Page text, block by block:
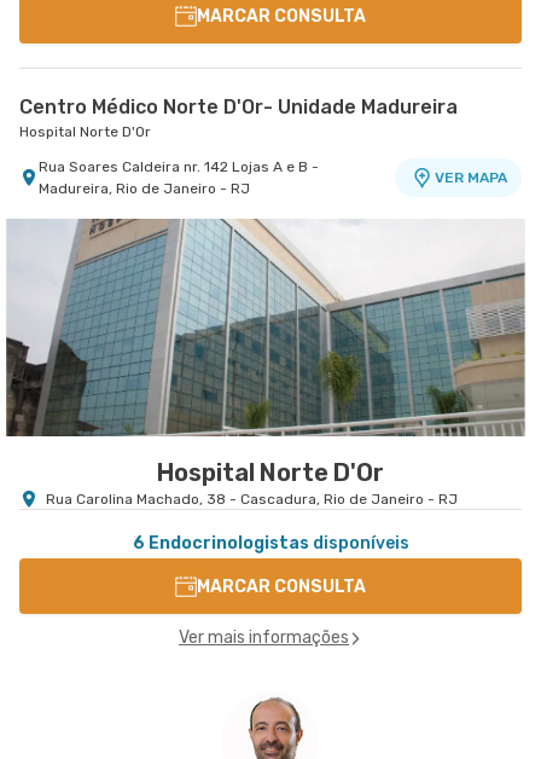
MARCAR CONSULTA
Centro Médico Norte D'Or- Unidade Madureira
Hospital Norte D'Or
Rua Soares Caldeira nr. 142 Lojas A e B -
Madureira, Rio de Janeiro - RJ
VER MAPA
Hospital Norte D'Or
Rua Carolina Machado, 38 - Cascadura, Rio de Janeiro - RJ
6 Endocrinologistas disponíveis
MARCAR CONSULTA
Ver mais informações